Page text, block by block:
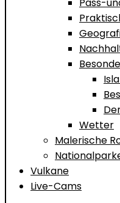
Wetter
Malerische
Vulkane
Live-Cams